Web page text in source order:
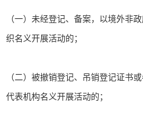
（一）未经登记、备案，以境外非
织名义开展活动的；
（二）被撤销登记、吊销登记证书
代表机构名义开展活动的；